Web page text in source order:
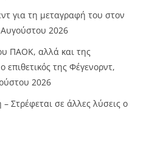
για τη μεταγραφή του στον
2026
ΠΑΟΚ, αλλά και της
επιθετικός της Φέγενορντ,
2026
Στρέφεται σε άλλες λύσεις ο